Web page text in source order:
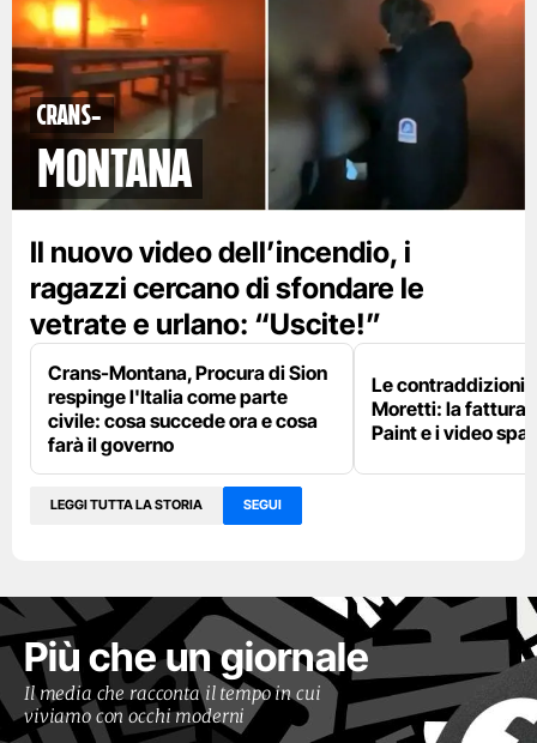
Crans-
Montana
Il nuovo video dell’incendio, i
ragazzi cercano di sfondare le
vetrate e urlano: “Uscite!”
Crans-Montana, Procura di Sion
respinge l'Italia come parte
civile: cosa succede ora e cosa
farà il governo
Le contraddizioni
Moretti: la fattura
Paint e i video
LEGGI TUTTA LA STORIA SEGUI
Più che un giornale
Il media che racconta il tempo in cui
viviamo con occhi moderni